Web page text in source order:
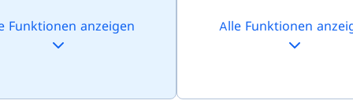
Funktionen anzeigen Alle Funktionen